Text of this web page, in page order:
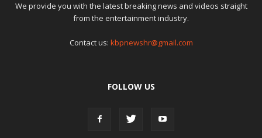
We provide you with the latest breaking news and videos straight
from the entertainment industry.
Contact us: kbpnewshr@gmail.com
FOLLOW US